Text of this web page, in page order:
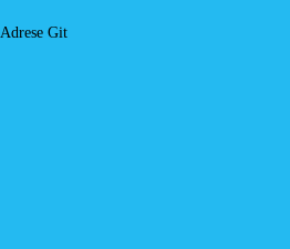
Adrese Git